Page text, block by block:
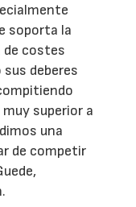
soporta la
de costes
deberes
superior a
una
de competir